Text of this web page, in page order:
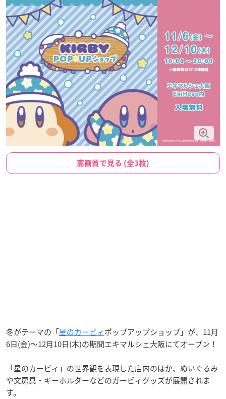
高画質で見る (全3枚)
冬がテーマの「星のカービィポップアップショップ」が、11月
6日(金)～12月10日(木)の期間エキマルシェ大阪にてオープン！
「星のカービィ」の世界観を表現した店内のほか、ぬいぐるみ
や文房具・キーホルダーなどのガービィグッズが展開されま
す。